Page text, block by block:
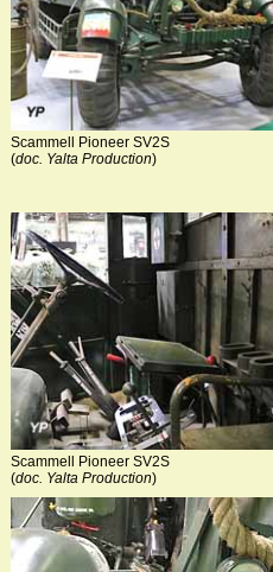
Scammell Pioneer SV2S
(doc. Yalta Production)
Scammell Pioneer SV2S
(doc. Yalta Production)